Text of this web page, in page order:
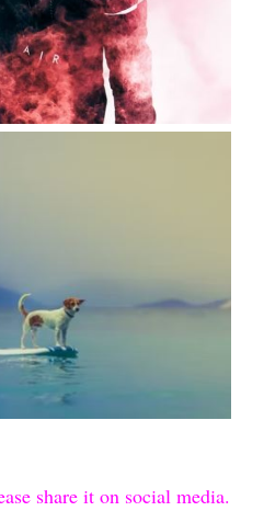
share it on social media.